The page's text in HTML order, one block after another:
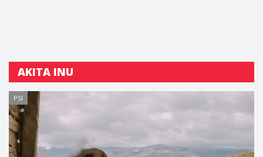
AKITA INU
PSI